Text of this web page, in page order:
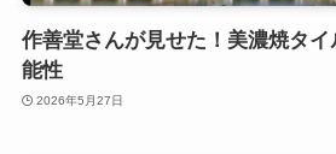
作善堂さんが見せた！美濃焼タ
能性
2026年5月27日